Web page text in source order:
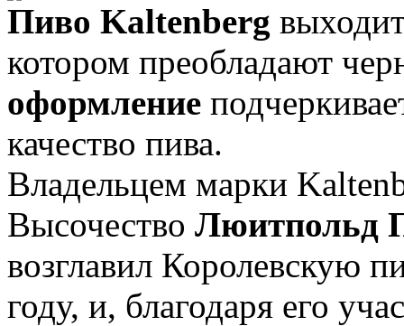
Пиво Kaltenberg
котором преобладают
оформление
качество пива.
Владельцем марки
Высочество Люитпольд
возглавил Королевскую
году, и, благодаря его